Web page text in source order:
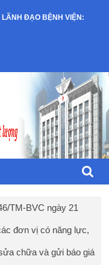
ĐẠO BỆNH VIỆN:
TM-BVC ngày 21
đơn vị có năng lực,
chữa và gửi báo giá